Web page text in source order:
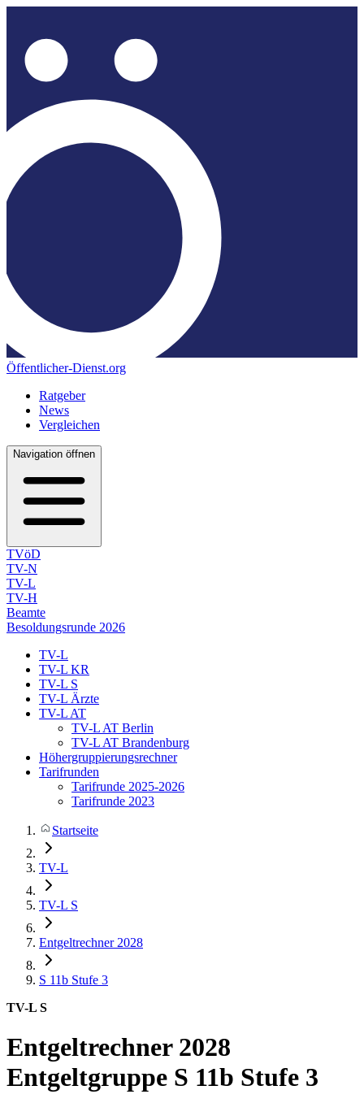
Öffentlicher-Dienst.org
Ratgeber
News
Vergleichen
Navigation öffnen
TVöD
TV-N
TV-L
TV-H
Beamte
Besoldungsrunde 2026
TV-L
TV-L KR
TV-L S
TV-L Ärzte
TV-L AT
TV-L AT Berlin
TV-L AT Brandenburg
Höhergruppierungsrechner
Tarifrunden
Tarifrunde 2025-2026
Tarifrunde 2023
Startseite
TV-L
TV-L S
Entgeltrechner 2028
S 11b Stufe 3
TV-L S
Entgeltrechner 2028
Entgeltgruppe S 11b Stufe 3